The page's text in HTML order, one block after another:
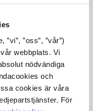
”oss”, ”vår”)
webbplats. Vi
nödvändiga
och
cookies är våra
För
kan spåras direkt
får som har
Den är
ullen håller våra
värme i varmt väder,
ull, precis som